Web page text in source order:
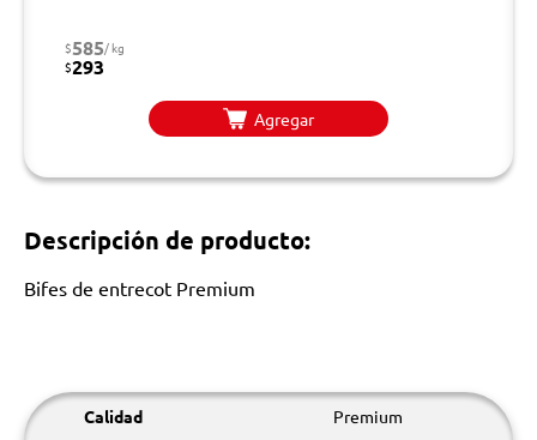
$585/ kg
$293
Agregar
Descripción de producto:
Bifes de entrecot Premium
Calidad Premium